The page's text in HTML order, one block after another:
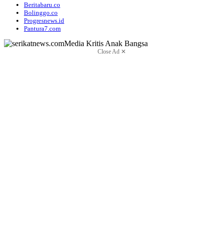
Beritabaru.co
Bolinggo.co
Progresnews.id
Pantura7.com
Close Ad ✕